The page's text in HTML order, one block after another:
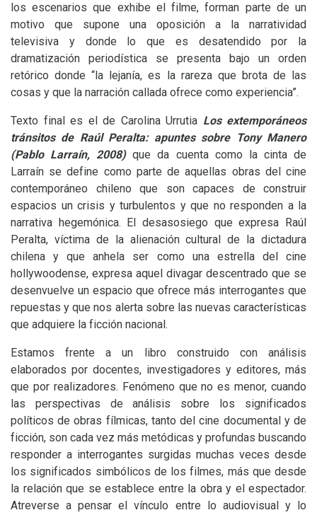
los escenarios que exhibe el filme, forman parte de un
motivo que supone una oposición a la narratividad
televisiva y donde lo que es desatendido por la
dramatización periodística se presenta bajo un orden
retórico donde “la lejanía, es la rareza que brota de las
cosas y que la narración callada ofrece como experiencia”.
Texto final es el de Carolina Urrutia Los extemporáneos
tránsitos de Raúl Peralta: apuntes sobre Tony Manero
(Pablo Larraín, 2008) que da cuenta como la cinta de
Larraín se define como parte de aquellas obras del cine
contemporáneo chileno que son capaces de construir
espacios un crisis y turbulentos y que no responden a la
narrativa hegemónica. El desasosiego que expresa Raúl
Peralta, víctima de la alienación cultural de la dictadura
chilena y que anhela ser como una estrella del cine
hollywoodense, expresa aquel divagar descentrado que se
desenvuelve un espacio que ofrece más interrogantes que
repuestas y que nos alerta sobre las nuevas características
que adquiere la ficción nacional.
Estamos frente a un libro
construido con análisis
elaborados por docentes, investigadores y editores, más
que por realizadores. Fenómeno que no es menor, cuando
las perspectivas de análisis sobre los significados
políticos de obras fílmicas, tanto del cine documental y de
ficción, son cada vez más metódicas y profundas buscando
responder a interrogantes surgidas muchas veces desde
los significados simbólicos de los filmes, más que desde
la relación que se establece entre la obra y el espectador.
Atreverse a pensar el vínculo entre lo audiovisual y lo